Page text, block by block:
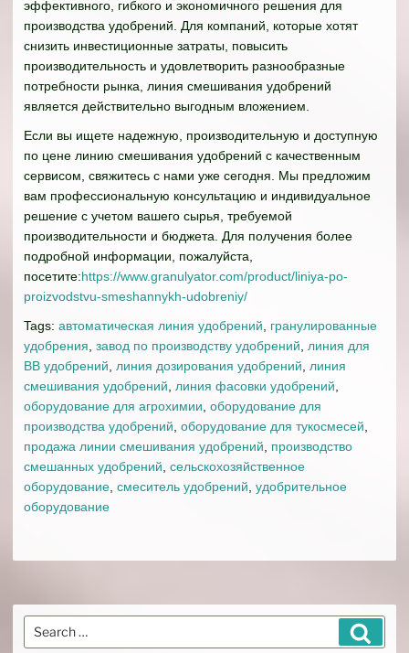
эффективного, гибкого и экономичного решения для
производства удобрений. Для компаний, которые хотят
снизить инвестиционные затраты, повысить
производительность и удовлетворить разнообразные
потребности рынка, линия смешивания удобрений
является действительно выгодным вложением.
Если вы ищете надежную, производительную и доступную
по цене линию смешивания удобрений с качественным
сервисом, свяжитесь с нами уже сегодня. Мы предложим
вам профессиональную консультацию и индивидуальное
решение с учетом вашего сырья, требуемой
производительности и бюджета. Для получения более
подробной информации, пожалуйста,
посетите:https://www.granulyator.com/product/liniya-po-
proizvodstvu-smeshannykh-udobreniy/
Tags: автоматическая линия удобрений
гранулированные
удобрения завод по производству удобрений
линия для
BB удобрений
линия дозирования удобрений
линия
смешивания удобрений
линия фасовки удобрений
оборудование для агрохимии оборудование для
производства удобрений оборудование для тукосмесей
продажа линии смешивания удобрений
производство
смешанных удобрений сельскохозяйственное
оборудование смеситель удобрений удобрительное
оборудование
Search
for: